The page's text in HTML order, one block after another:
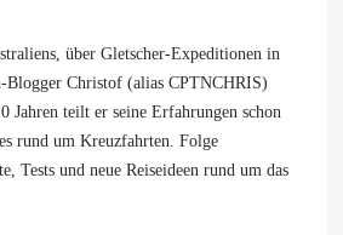
über Gletscher-Expeditionen in
Blogger Christof (alias CPTNCHRIS)
Jahren teilt er seine Erfahrungen schon
rund um Kreuzfahrten. Folge
Tests und neue Reiseideen rund um das